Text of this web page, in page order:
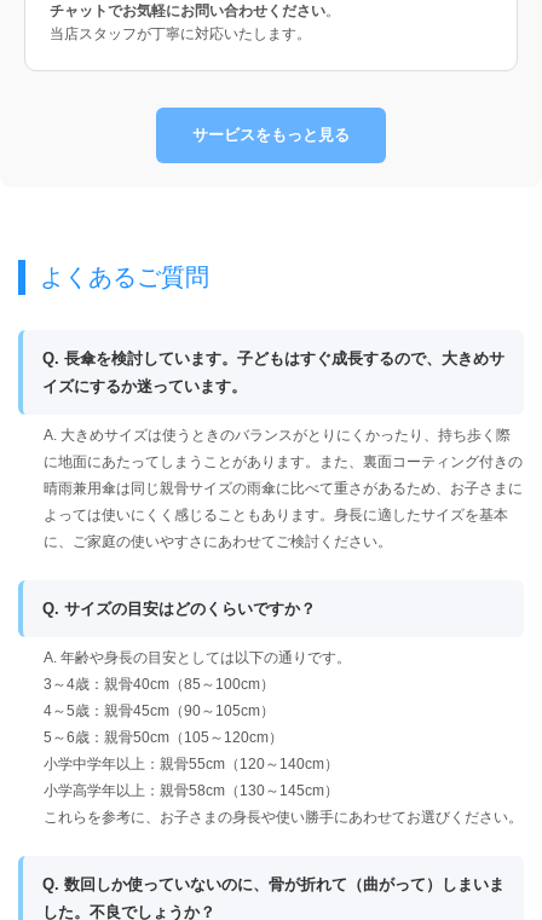
チャットでお気軽にお問い合わせください。
当店スタッフが丁寧に対応いたします。
サービスをもっと見る
よくあるご質問
Q. 長傘を検討しています。子どもはすぐ成長するので、大きめサ
イズにするか迷っています。
A. 大きめサイズは使うときのバランスがとりにくかったり、持ち歩く際
に地面にあたってしまうことがあります。また、裏面コーティング付きの
晴雨兼用傘は同じ親骨サイズの雨傘に比べて重さがあるため、お子さまに
よっては使いにくく感じることもあります。身長に適したサイズを基本
に、ご家庭の使いやすさにあわせてご検討ください。
Q. サイズの目安はどのくらいですか？
A. 年齢や身長の目安としては以下の通りです。
3～4歳：親骨40cm（85～100cm）
4～5歳：親骨45cm（90～105cm）
5～6歳：親骨50cm（105～120cm）
小学中学年以上：親骨55cm（120～140cm）
小学高学年以上：親骨58cm（130～145cm）
これらを参考に、お子さまの身長や使い勝手にあわせてお選びください。
Q. 数回しか使っていないのに、骨が折れて（曲がって）しまいま
した。不良でしょうか？